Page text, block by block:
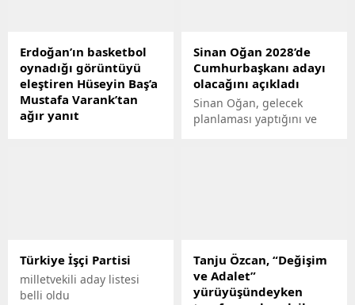
tercihini Murat Kurumdan
yana kullandı. Sürpriz
isimlerin yer aldığı listeye
6 ilçe belediye başkanı da
girmeyi başardı.
Erdoğan’ın basketbol
oynadığı görüntüyü
eleştiren Hüseyin Baş’a
Mustafa Varank’tan
ağır yanıt
duruyor" şeklinde bir
paylaşım yapan Hüseyin
Başa yanıt Mustafa
Sinan Oğan 2028’de
Cumhurbaşkanı adayı
olacağını açıkladı
Sinan Oğan, gelecek
planlaması yaptığını ve
Türkiye İşçi Partisi
milletvekili aday listesi
belli oldu
Tanju Özcan, “Değişim
ve Adalet”
yürüyüşündeyken